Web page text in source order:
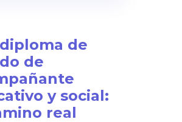
diploma de
de
y social:
real